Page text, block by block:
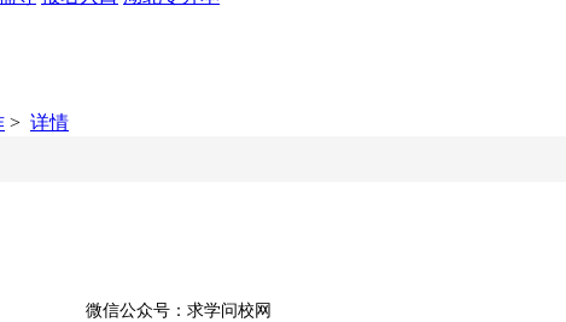
> 详情
微信公众号：求学问校网